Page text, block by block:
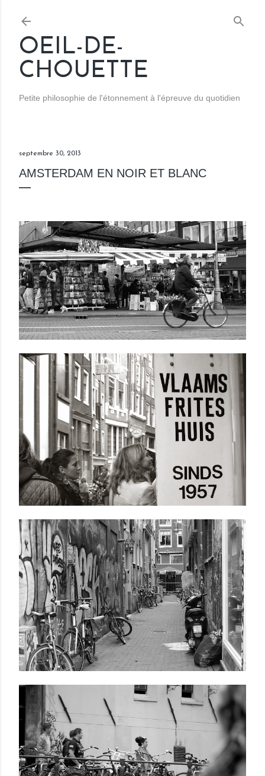
OEIL-DE-
CHOUETTE
Petite philosophie de l'étonnement à l'épreuve du quotidien
septembre 30, 2013
AMSTERDAM EN NOIR ET BLANC